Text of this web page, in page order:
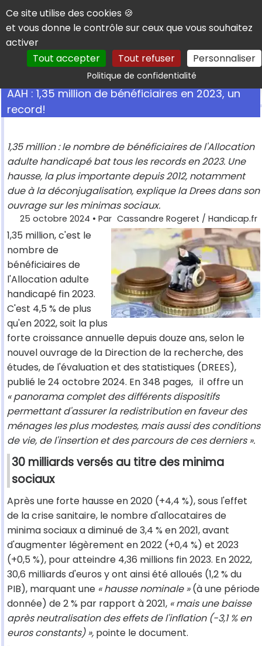
Panneau de gestion des cookies
Ce site utilise des cookies 🍪
et vous donne le contrôle sur ceux que vous souhaitez
activer
Tout accepter
Tout refuser Personnaliser
Politique de confidentialitéRechercher
AAH : 1,35 million de bénéficiaires en 2023, un
record!
1,35 million : le nombre de bénéficiaires de l'Allocation
adulte handicapé bat tous les records en 2023. Une
hausse, la plus importante depuis 2012, notamment
due à la déconjugalisation, explique la Drees dans son
ouvrage sur les minimas sociaux.
25 octobre 2024 • Par Cassandre Rogeret / Handicap.fr
1,35 million, c'est le
nombre de
bénéficiaires de
l'Allocation adulte
handicapé fin 2023.
C'est 4,5 % de plus
qu'en 2022, soit la plus
forte croissance annuelle depuis douze ans, selon le
nouvel ouvrage de la Direction de la recherche, des
études, de l'évaluation et des statistiques (DREES),
publié le 24 octobre 2024. En 348 pages, il offre un
« panorama complet des différents dispositifs
permettant d'assurer la redistribution en faveur des
ménages les plus modestes, mais aussi des conditions
de vie, de l'insertion et des parcours de ces derniers ».
30 milliards versés au titre des minima
sociaux
Après une forte hausse en 2020 (+4,4 %), sous l'effet
de la crise sanitaire, le nombre d'allocataires de
minima sociaux a diminué de 3,4 % en 2021, avant
d'augmenter légèrement en 2022 (+0,4 %) et 2023
(+0,5 %), pour atteindre 4,36 millions fin 2023. En 2022,
30,6 milliards d'euros y ont ainsi été alloués (1,2 % du
PIB), marquant une « hausse nominale »(à une période
donnée) de 2 % par rapport à 2021, « mais une baisse
après neutralisation des effets de l'inflation (-3,1 % en
euros constants) », pointe le document.